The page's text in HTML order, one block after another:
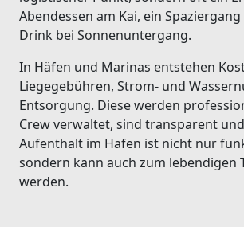
Abendessen am Kai, ein
Drink bei Sonnenuntergang.
In Häfen und Marinas entstehen
Liegegebühren, Strom- und
Entsorgung. Diese werden
Crew verwaltet, sind transparent
Aufenthalt im Hafen ist nicht nur
sondern kann auch zum lebendigen
werden.